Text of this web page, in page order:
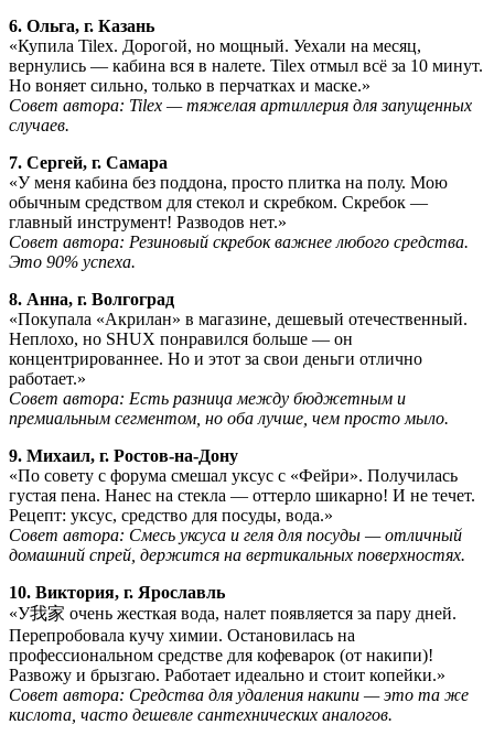
6. Ольга, г. Казань
«Купила Tilex. Дорогой, но мощный. Уехали на месяц,
вернулись — кабина вся в налете. Tilex отмыл всё за 10 минут.
Но воняет сильно, только в перчатках и маске.»
Совет автора: Tilex — тяжелая артиллерия для запущенных
случаев.
7. Сергей, г. Самара
«У меня кабина без поддона, просто плитка на полу. Мою
обычным средством для стекол и скребком. Скребок —
главный инструмент! Разводов нет.»
Совет автора: Резиновый скребок важнее любого средства.
Это 90% успеха.
8. Анна, г. Волгоград
«Покупала «Акрилан» в магазине, дешевый отечественный.
Неплохо, но SHUX понравился больше — он
концентрированнее. Но и этот за свои деньги отлично
работает.»
Совет автора: Есть разница между бюджетным и
премиальным сегментом, но оба лучше, чем просто мыло.
9. Михаил, г. Ростов-на-Дону
«По совету с форума смешал уксус с «Фейри». Получилась
густая пена. Нанес на стекла — оттерло шикарно! И не течет.
Рецепт: уксус, средство для посуды, вода.»
Совет автора: Смесь уксуса и геля для посуды — отличный
домашний спрей, держится на вертикальных поверхностях.
10. Виктория, г. Ярославль
«У我家 очень жесткая вода, налет появляется за пару дней.
Перепробовала кучу химии. Остановилась на
профессиональном средстве для кофеварок (от накипи)!
Развожу и брызгаю. Работает идеально и стоит копейки.»
Совет автора: Средства для удаления накипи — это та же
кислота, часто дешевле сантехнических аналогов.